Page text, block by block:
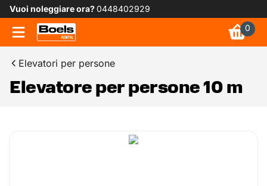
Vuoi noleggiare ora?0448402929
0
Elevatori per persone
Elevatore per persone 10 m